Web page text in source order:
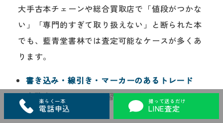
大手古本チェーンや総合買取店で「値段がつかな
い」「専門的すぎて取り扱えない」と断られた本
でも、藍青堂書林では査定可能なケースが多くあ
ります。
書き込み・線引き・マーカーのあるトレード
実務書— チャート学習や読み込みで使用感
がある本も評価します
楽らく一本
電話申込
撮って送るだけ
LINE査定